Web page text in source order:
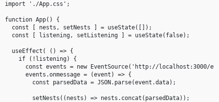
import './App.css';
function App() {
  const [ nests, setNests ] = useState([]);
  const [ listening, setListening ] = useState(false);
  useEffect( () => {
    if (!listening) {
const events = new EventSource('http://localhost:3000/
      events.onmessage = (event) => {
        const parsedData = JSON.parse(event.data);
        setNests((nests) => nests.concat(parsedData));